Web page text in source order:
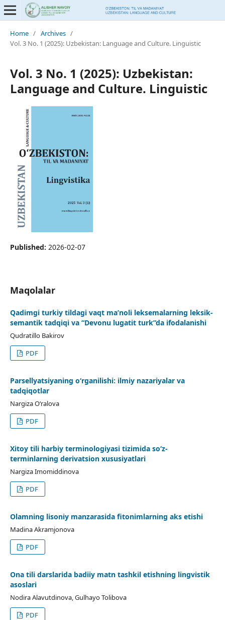
Home / Archives /
Vol. 3 No. 1 (2025): Uzbekistan: Language and Culture. Linguistic
Vol. 3 No. 1 (2025): Uzbekistan:
Language and Culture. Linguistic
Published: 2026-02-07
Maqolalar
Qadimgi turkiy tildagi vaqt ma’noli leksemalarning leksik-
semantik tadqiqi va “Devonu lugatit turk”da ifodalanishi
Qudratillo Bakirov
PDF
Parsellyatsiyaning o‘rganilishi: ilmiy nazariyalar va
tadqiqotlar
Nargiza O‘ralova
PDF
Xitoy tili harbiy terminologiyasi tizimida so‘z-
terminlarning derivatsion xususiyatlari
Nargiza Imomiddinova
PDF
Olamning lisoniy manzarasida fitonimlarning aks etishi
Madina Akramjonova
PDF
Ona tili darslarida badiiy matn tashkil etishning lingvistik
asoslari
Nodira Alavutdinova, Gulhayo Tolibova
PDF